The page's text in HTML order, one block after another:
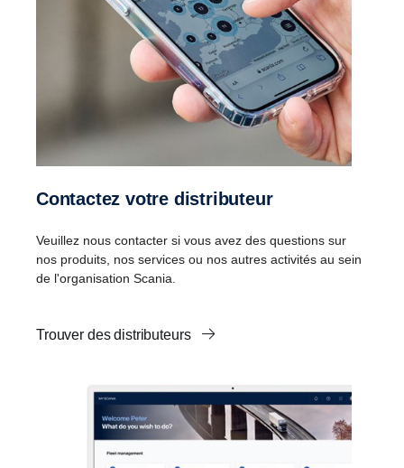
Contactez votre distributeur
Veuillez nous contacter si vous avez des questions sur
nos produits, nos services ou nos autres activités au sein
de l'organisation Scania.
Trouver des distributeurs